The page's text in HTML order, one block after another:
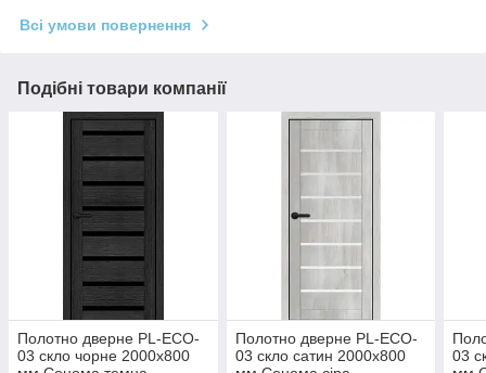
Всі умови повернення
Подібні товари компанії
Полотно дверне PL-ECO-
03 скло чорне 2000х800
Полотно дверне PL-ECO-
03 скло сатин 2000х800
03